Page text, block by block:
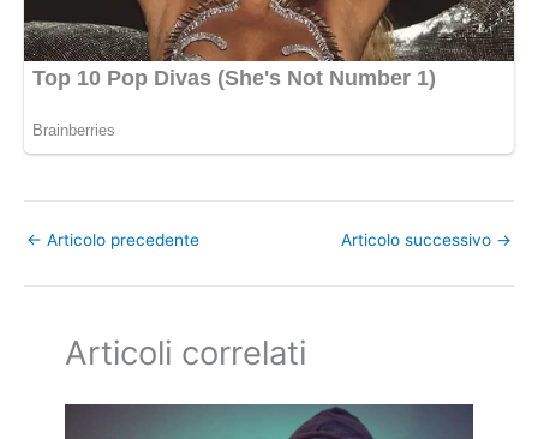
← Articolo precedente Articolo successivo →
Articoli correlati